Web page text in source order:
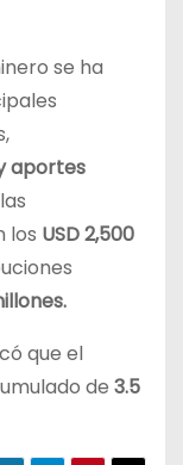
se ha
aportes
los USD 2,500
que el
de 3.5